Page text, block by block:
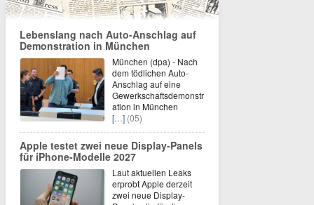
Lebenslang nach Auto-Anschlag auf
Demonstration in München
München (dpa) - Nach
dem tödlichen Auto-
Anschlag auf eine
Gewerkschaftsdemonstr
ation in München
[…] (05)
Apple testet zwei neue Display-Panels
für iPhone-Modelle 2027
Laut aktuellen Leaks
erprobt Apple derzeit
zwei neue Display-